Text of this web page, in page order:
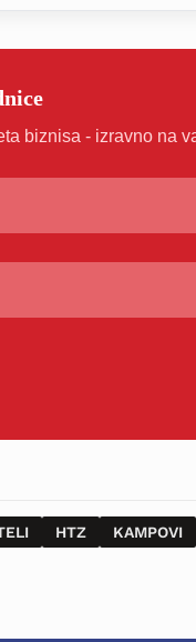
biznisa - izravno na
HTZ KAMPOVI